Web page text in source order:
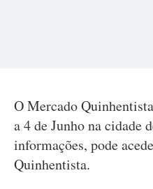
O Mercado
a 4 de Junho na cidade
informações, pode
Quinhentista.